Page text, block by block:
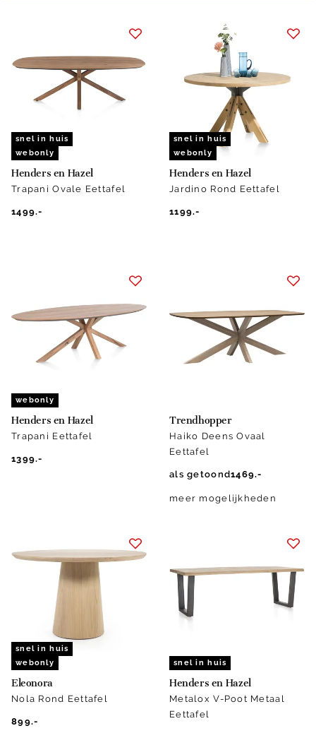
snel in huis
webonly
Henders en Hazel
Trapani Ovale Eettafel
1499.-
snel in huis
webonly
Henders en Hazel
Jardino Rond Eettafel
1199.-
webonly
Henders en Hazel
Trapani Eettafel
1399.-
Trendhopper
Haiko Deens Ovaal
Eettafel
als getoond1469.-
meer mogelijkheden
snel in huis
webonly
Eleonora
Nola Rond Eettafel
899.-
snel in huis
Henders en Hazel
Metalox V-Poot Metaal
Eettafel